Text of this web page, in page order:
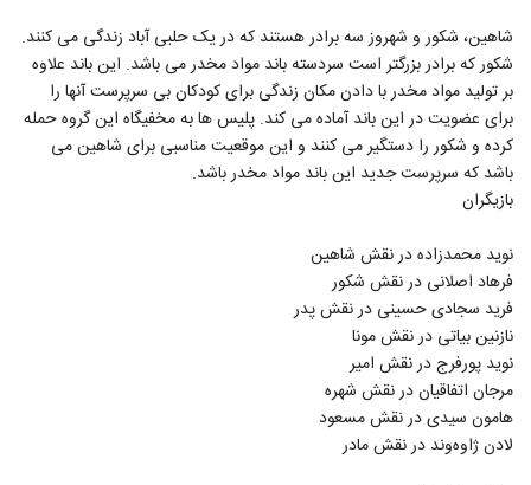
شاهین، شکور و شهروز سه برادر هستند که در یک حلبی آباد زندگی می کنند.
شکور که برادر بزرگتر است سردسته باند مواد مخدر می باشد. این باند علاوه
بر تولید مواد مخدر با دادن مکان زندگی برای کودکان بی سرپرست آنها را
برای عضویت در این باند آماده می کند. پلیس ها به مخفیگاه این گروه حمله
کرده و شکور را دستگیر می کنند و این موقعیت مناسبی برای شاهین می
باشد که سرپرست جدید این باند مواد مخدر باشد.
بازیگران
نوید محمدزاده در نقش شاهین
فرهاد اصلانی در نقش شکور
فرید سجادی حسینی در نقش پدر
نازنین بیاتی در نقش مونا
نوید پورفرج در نقش امیر
مرجان اتفاقیان در نقش شهره
هامون سیدی در نقش مسعود
لادن ژاوه‌وند در نقش مادر